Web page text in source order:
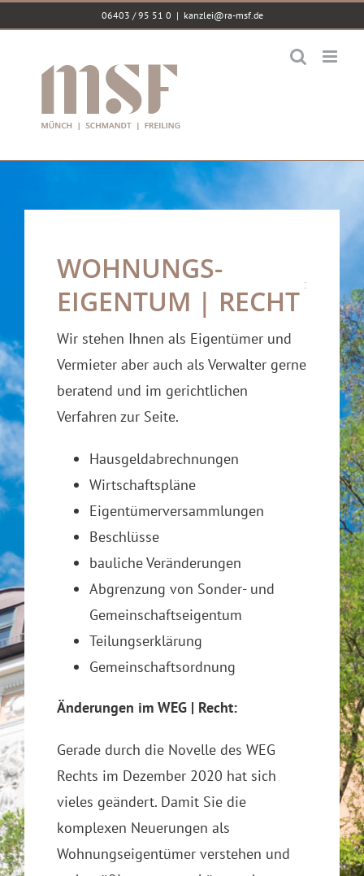
springen
06403 / 95 51 0 | kanzlei@ra-msf.de
WOHNUNGS-
EIGENTUM | RECHT
Wir stehen Ihnen als Eigentümer und
Vermieter aber auch als Verwalter gerne
beratend und im gerichtlichen
Verfahren zur Seite.
Hausgeldabrechnungen
Wirtschaftspläne
Eigentümerversammlungen
Beschlüsse
bauliche Veränderungen
Abgrenzung von Sonder- und
Gemeinschaftseigentum
Teilungserklärung
Gemeinschaftsordnung
Änderungen im WEG | Recht:
Gerade durch die Novelle des WEG
Rechts im Dezember 2020 hat sich
vieles geändert. Damit Sie die
komplexen Neuerungen als
Wohnungseigentümer verstehen und